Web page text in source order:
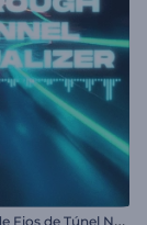
V
isualizador de Fios de Túnel Neon